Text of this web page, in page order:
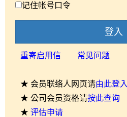
记住帐号口令
登入
重寄启用信 常见问题
★ 会员联络人网页请由此登入
★ 公司会员资格请按此查询
★ 评估申请